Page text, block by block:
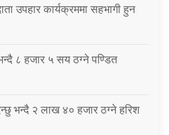
उपहार कार्यक्रममा सहभागी हुन
८ हजार ५ सय ठग्ने पण्डित
भन्दै २ लाख ४० हजार ठग्ने हरिश